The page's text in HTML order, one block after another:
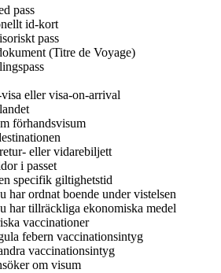
pass
id-kort
pass
(Titre de Voyage)
eller visa-on-arrival
förhandsvisum
eller vidarebiljett
i passet
specifik giltighetstid
har ordnat boende under vistelsen
har tillräckliga ekonomiska medel
vaccinationer
febern vaccinationsintyg
vaccinationsintyg
om visum